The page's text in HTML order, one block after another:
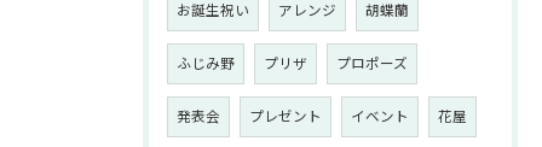
お誕生祝い アレンジ 胡蝶蘭
ふじみ野 プリザ プロポーズ
発表会 プレゼント イベント 花屋